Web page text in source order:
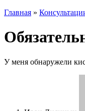
Главная »
У меня обнаружели